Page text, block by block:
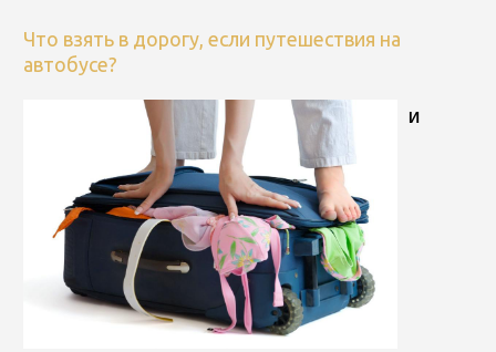
Что взять в дорогу, если путешествия на
автобусе?
И